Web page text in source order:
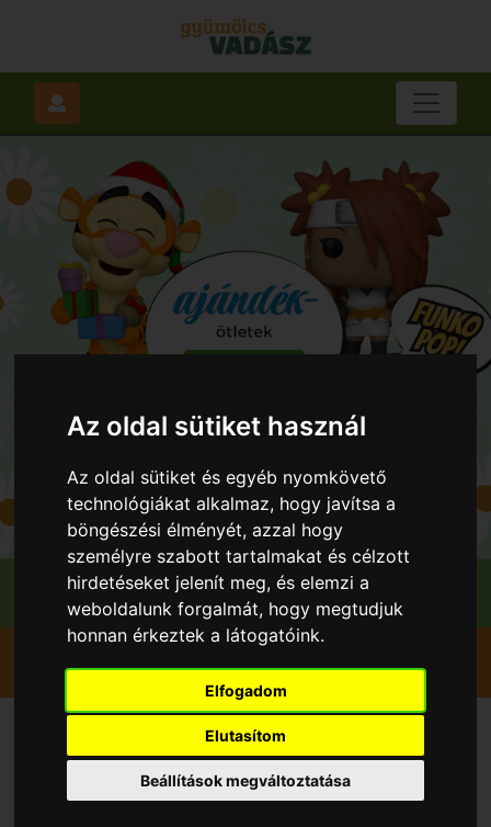
Az oldal sütiket használ
Az oldal sütiket és egyéb nyomkövető
technológiákat alkalmaz, hogy javítsa a
böngészési élményét, azzal hogy
személyre szabott tartalmakat és célzott
hirdetéseket jelenít meg, és elemzi a
weboldalunk forgalmát, hogy megtudjuk
honnan érkeztek a látogatóink.
Elfogadom
Elutasítom
Beállítások megváltoztatása
Szedd magad Sárgabarack
Székesfehérvár
Barackvirág Farm
Szedd magad Sárgabarack,
Székesfehérvár településen